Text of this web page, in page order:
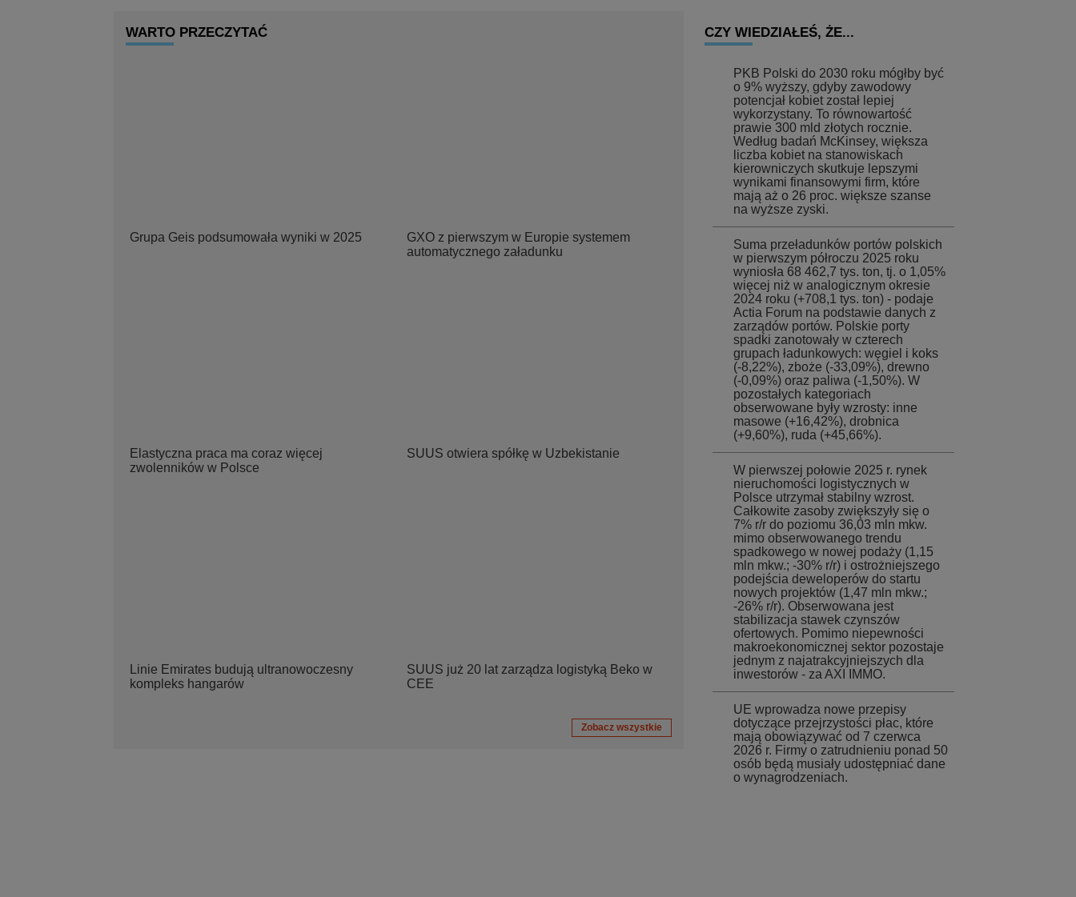
WARTO PRZECZYTAĆ
Grupa Geis podsumowała wyniki w 2025
GXO z pierwszym w Europie systemem
automatycznego załadunku
Elastyczna praca ma coraz więcej
zwolenników w Polsce
SUUS otwiera spółkę w Uzbekistanie
Linie Emirates budują ultranowoczesny
kompleks hangarów
SUUS już 20 lat zarządza logistyką Beko w
CEE
Zobacz wszystkie
CZY WIEDZIAŁEŚ, ŻE...
PKB Polski do 2030 roku mógłby być
o 9% wyższy, gdyby zawodowy
potencjał kobiet został lepiej
wykorzystany. To równowartość
prawie 300 mld złotych rocznie.
Według badań McKinsey, większa
liczba kobiet na stanowiskach
kierowniczych skutkuje lepszymi
wynikami finansowymi firm, które
mają aż o 26 proc. większe szanse
na wyższe zyski.
Suma przeładunków portów polskich
w pierwszym półroczu 2025 roku
wyniosła 68 462,7 tys. ton, tj. o 1,05%
więcej niż w analogicznym okresie
2024 roku (+708,1 tys. ton) - podaje
Actia Forum na podstawie danych z
zarządów portów. Polskie porty
spadki zanotowały w czterech
grupach ładunkowych: węgiel i koks
(-8,22%), zboże (-33,09%), drewno
(-0,09%) oraz paliwa (-1,50%). W
pozostałych kategoriach
obserwowane były wzrosty: inne
masowe (+16,42%), drobnica
(+9,60%), ruda (+45,66%).
W pierwszej połowie 2025 r. rynek
nieruchomości logistycznych w
Polsce utrzymał stabilny wzrost.
Całkowite zasoby zwiększyły się o
7% r/r do poziomu 36,03 mln mkw.
mimo obserwowanego trendu
spadkowego w nowej podaży (1,15
mln mkw.; -30% r/r) i ostrożniejszego
podejścia deweloperów do startu
nowych projektów (1,47 mln mkw.;
-26% r/r). Obserwowana jest
stabilizacja stawek czynszów
ofertowych. Pomimo niepewności
makroekonomicznej sektor pozostaje
jednym z najatrakcyjniejszych dla
inwestorów - za AXI IMMO.
UE wprowadza nowe przepisy
dotyczące przejrzystości płac, które
mają obowiązywać od 7 czerwca
2026 r. Firmy o zatrudnieniu ponad 50
osób będą musiały udostępniać dane
o wynagrodzeniach.